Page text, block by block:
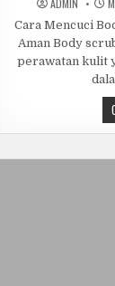
Cara Mencuci
Aman Body
perawatan kulit